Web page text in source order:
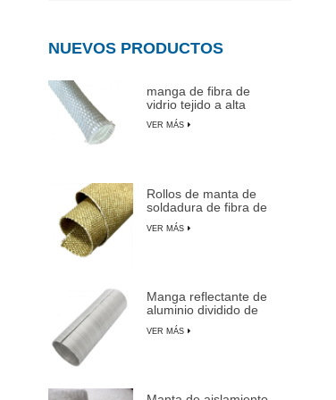
NUEVOS PRODUCTOS
manga de fibra de
vidrio tejido a alta
temperatura
VER MÁS
Rollos de manta de
soldadura de fibra de
vidrio recubiertas de
vermiculita
VER MÁS
Manga reflectante de
aluminio dividido de
aluminio
VER MÁS